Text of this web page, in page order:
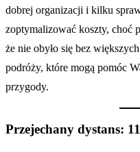
dobrej organizacji i kilku
zoptymalizować koszty, choć
że nie obyło się bez
podróży, które mogą pomóc
przygody.
Przejechany dystans: